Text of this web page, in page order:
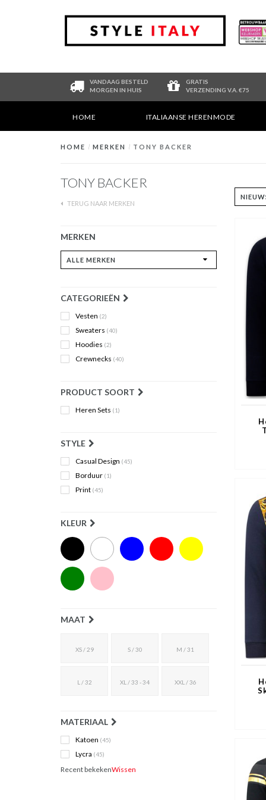
VANDAAG BESTELD
MORGEN IN HUIS
GRATIS
VERZENDING V.A. €75
HOME ITALIAANSE HERENMODE
HOME / MERKEN / TONY BACKER
TONY BACKER
TERUG NAAR MERKEN
MERKEN
CATEGORIEËN
Vesten (2)
Sweaters (40)
Hoodies (2)
Crewnecks (40)
PRODUCT SOORT
Heren Sets (1)
STYLE
Casual Design (45)
Borduur (1)
Print (45)
KLEUR
MAAT
XS / 29 S / 30 M / 31
L / 32 XL / 33 - 34 XXL / 36
MATERIAAL
Katoen (45)
Lycra (45)
Recent bekekenWissen